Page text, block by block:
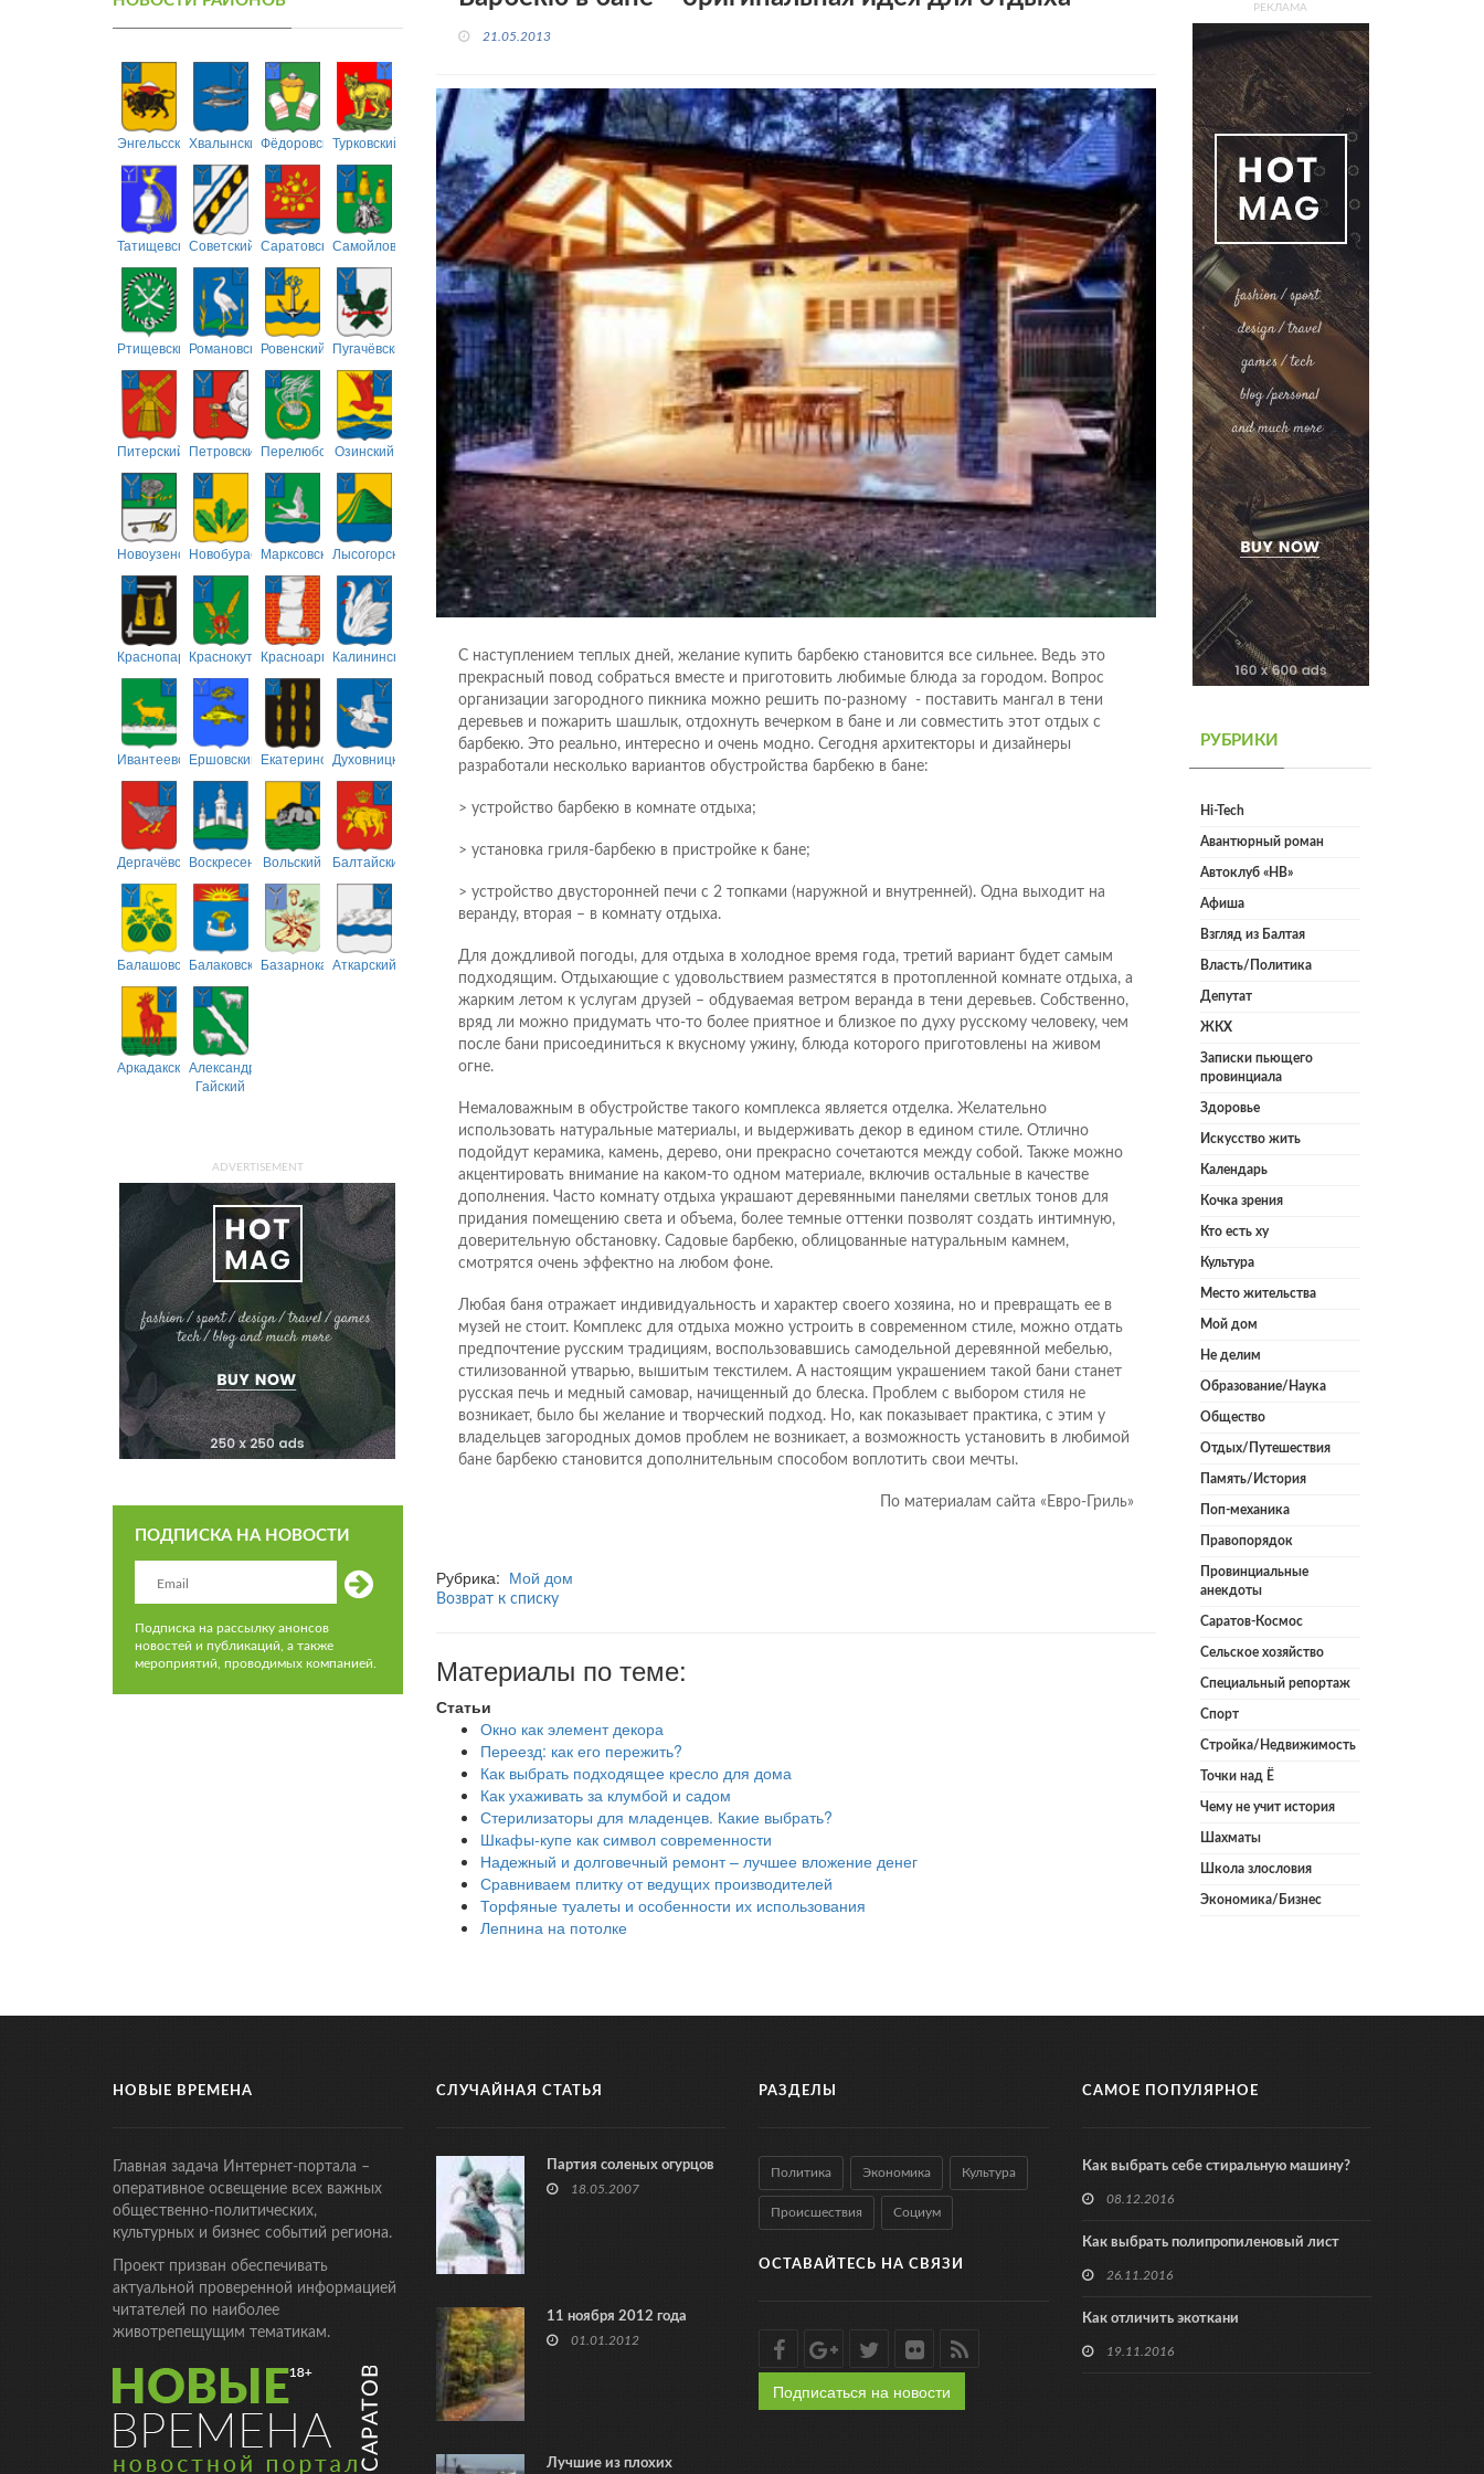
ЭнгельсскийХвалынскийФёдоровскийТурковский
ТатищевскийСоветский СаратовскийСамойловский
РтищевскийРомановскийРовенский Пугачёвский
Питерский ПетровскийПерелюбскийОзинский
НовоузенскийНовобурасскийМарксовскийЛысогорский
Краснопартизанский
КраснокутскийКрасноармейский
Калининский
ИвантеевскийЕршовский ЕкатериновскийДуховницкий
ДергачёвскийВоскресенскийВольский Балтайский
БалашовскийБалаковскийБазарнокарабулакский
Аткарский
АркадакскийАлександрово-
Гайский
ADVERTISEMENT
ПОДПИСКА НА НОВОСТИ
Подписка на рассылку анонсов
новостей и публикаций, а также
мероприятий, проводимых компанией.
21.05.2013
С наступлением теплых дней, желание купить барбекю становится все сильнее. Ведь это
прекрасный повод собраться вместе и приготовить любимые блюда за городом. Вопрос
организации загородного пикника можно решить по-разному - поставить мангал в тени
деревьев и пожарить шашлык, отдохнуть вечерком в бане и ли совместить этот отдых с
барбекю. Это реально, интересно и очень модно. Сегодня архитекторы и дизайнеры
разработали несколько вариантов обустройства барбекю в бане:
> устройство барбекю в комнате отдыха;
> установка гриля-барбекю в пристройке к бане;
> устройство двусторонней печи с 2 топками (наружной и внутренней). Одна выходит на
веранду, вторая – в комнату отдыха.
Для дождливой погоды, для отдыха в холодное время года, третий вариант будет самым
подходящим. Отдыхающие с удовольствием разместятся в протопленной комнате отдыха, а
жарким летом к услугам друзей – обдуваемая ветром веранда в тени деревьев. Собственно,
вряд ли можно придумать что-то более приятное и близкое по духу русскому человеку, чем
после бани присоединиться к вкусному ужину, блюда которого приготовлены на живом
огне.
Немаловажным в обустройстве такого комплекса является отделка. Желательно
использовать натуральные материалы, и выдерживать декор в едином стиле. Отлично
подойдут керамика, камень, дерево, они прекрасно сочетаются между собой. Также можно
акцентировать внимание на каком-то одном материале, включив остальные в качестве
дополнения. Часто комнату отдыха украшают деревянными панелями светлых тонов для
придания помещению света и объема, более темные оттенки позволят создать интимную,
доверительную обстановку. Садовые барбекю, облицованные натуральным камнем,
смотрятся очень эффектно на любом фоне.
Любая баня отражает индивидуальность и характер своего хозяина, но и превращать ее в
музей не стоит. Комплекс для отдыха можно устроить в современном стиле, можно отдать
предпочтение русским традициям, воспользовавшись самодельной деревянной мебелью,
стилизованной утварью, вышитым текстилем. А настоящим украшением такой бани станет
русская печь и медный самовар, начищенный до блеска. Проблем с выбором стиля не
возникает, было бы желание и творческий подход. Но, как показывает практика, с этим у
владельцев загородных домов проблем не возникает, а возможность установить в любимой
бане барбекю становится дополнительным способом воплотить свои мечты.
По материалам сайта «Евро-Гриль»
Рубрика: Мой дом
Возврат к списку
Материалы по теме:
Статьи
Окно как элемент декора
Переезд: как его пережить?
Как выбрать подходящее кресло для дома
Как ухаживать за клумбой и садом
Стерилизаторы для младенцев. Какие выбрать?
Шкафы-купе как символ современности
Надежный и долговечный ремонт – лучшее вложение денег
Сравниваем плитку от ведущих производителей
Торфяные туалеты и особенности их использования
Лепнина на потолке
РЕКЛАМА
РУБРИКИ
Hi-Tech
Авантюрный роман
Автоклуб «НВ»
Афиша
Взгляд из Балтая
Власть/Политика
Депутат
ЖКХ
Записки пьющего
провинциала
Здоровье
Искусство жить
Календарь
Кочка зрения
Кто есть ху
Культура
Место жительства
Мой дом
Не делим
Образование/Наука
Общество
Отдых/Путешествия
Память/История
Поп-механика
Правопорядок
Провинциальные
анекдоты
Саратов-Космос
Сельское хозяйство
Специальный репортаж
Спорт
Стройка/Недвижимость
Точки над Ё
Чему не учит история
Шахматы
Школа злословия
Экономика/Бизнес
НОВЫЕ ВРЕМЕНА
Главная задача Интернет-портала –
оперативное освещение всех важных
общественно-политических,
культурных и бизнес событий региона.
Проект призван обеспечивать
актуальной проверенной информацией
читателей по наиболее
животрепещущим тематикам.
СЛУЧАЙНАЯ СТАТЬЯ
Партия соленых огурцов
18.05.2007
11 ноября 2012 года
01.01.2012
Лучшие из плохих
РАЗДЕЛЫ
Политика Экономика Культура
Происшествия Социум
ОСТАВАЙТЕСЬ НА СВЯЗИ
Подписаться на новости
САМОЕ ПОПУЛЯРНОЕ
Как выбрать себе стиральную машину?
08.12.2016
Как выбрать полипропиленовый лист
26.11.2016
Как отличить экоткани
19.11.2016